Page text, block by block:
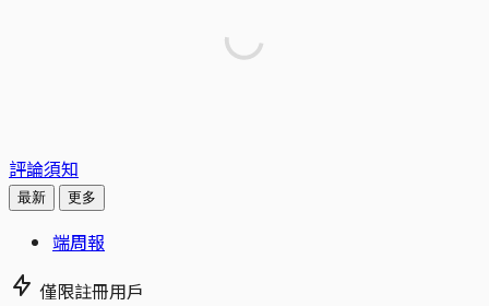
評論須知
最新 更多
端周報
僅限註冊用戶